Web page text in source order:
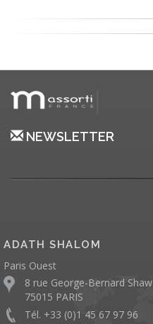
NEWSLETTER
ADATH SHALOM
Paris Ouest
8 rue George-Bernard Shaw
75015 PARIS
Tél. +33 (0)1 45 67 97 96